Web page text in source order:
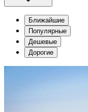
Ближайшие
Популярные
Дешевые
Дорогие